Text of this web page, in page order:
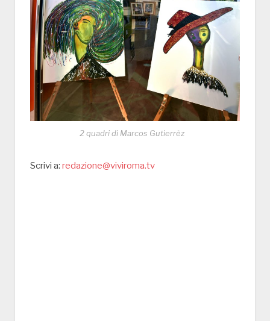
2 quadri di Marcos Gutierrèz
Scrivi a: redazione@viviroma.tv